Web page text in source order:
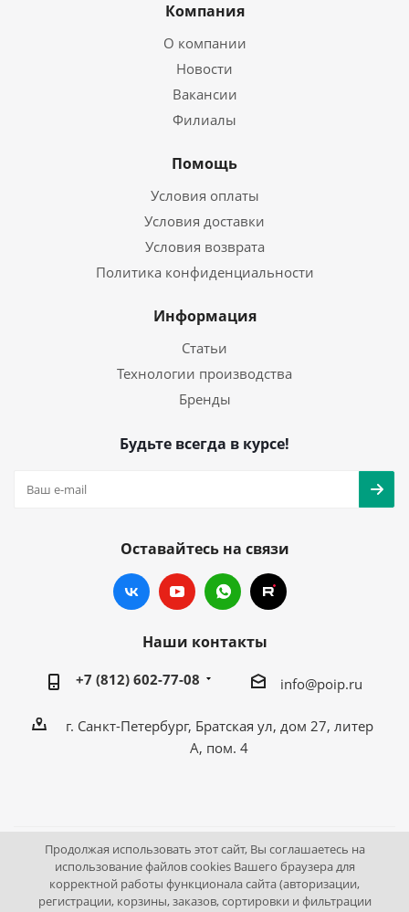
Компания
О компании
Новости
Вакансии
Филиалы
Помощь
Условия оплаты
Условия доставки
Условия возврата
Политика конфиденциальности
Информация
Статьи
Технологии производства
Бренды
Будьте всегда в курсе!
Оставайтесь на связи
Наши контакты
+7 (812) 602-77-08 info@poip.ru
г. Санкт-Петербург, Братская ул, дом 27, литер
А, пом. 4
2009 - 2026 © Промышленное оборудование Интернет
портал.
Продолжая использовать этот сайт, Вы соглашаетесь на
использование файлов cookies Вашего браузера для
корректной работы функционала сайта (авторизации,
регистрации, корзины, заказов, сортировки и фильтрации